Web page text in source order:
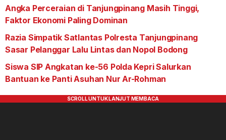
Angka Perceraian di Tanjungpinang Masih Tinggi,
Faktor Ekonomi Paling Dominan
Razia Simpatik Satlantas Polresta Tanjungpinang
Sasar Pelanggar Lalu Lintas dan Nopol Bodong
Siswa SIP Angkatan ke-56 Polda Kepri Salurkan
Bantuan ke Panti Asuhan Nur Ar-Rohman